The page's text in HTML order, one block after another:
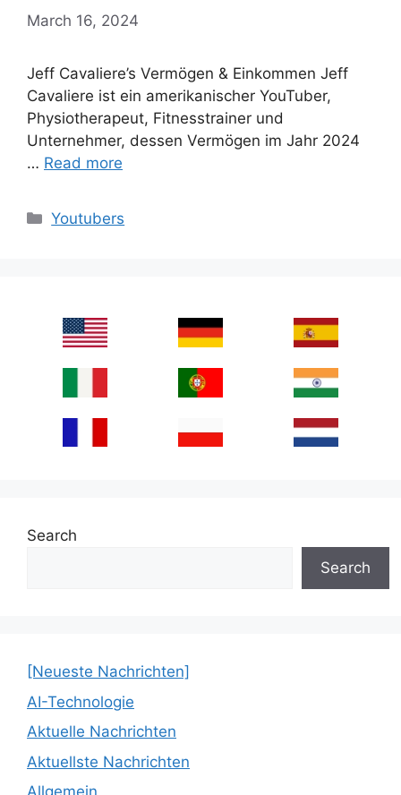
March 16, 2024
Jeff Cavaliere’s Vermögen & Einkommen Jeff
Cavaliere ist ein amerikanischer YouTuber,
Physiotherapeut, Fitnesstrainer und
Unternehmer, dessen Vermögen im Jahr 2024
… Read more
Categories
Youtubers
Search
Search
[Neueste Nachrichten]
AI-Technologie
Aktuelle Nachrichten
Aktuellste Nachrichten